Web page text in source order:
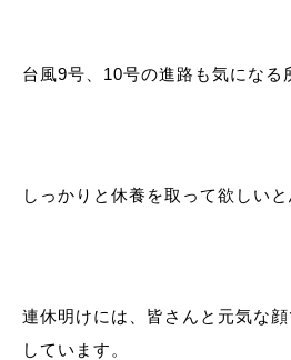
台風9号、10号の進路も気になる
しっかりと休養を取って欲しいと
連休明けには、皆さんと元気な
しています。